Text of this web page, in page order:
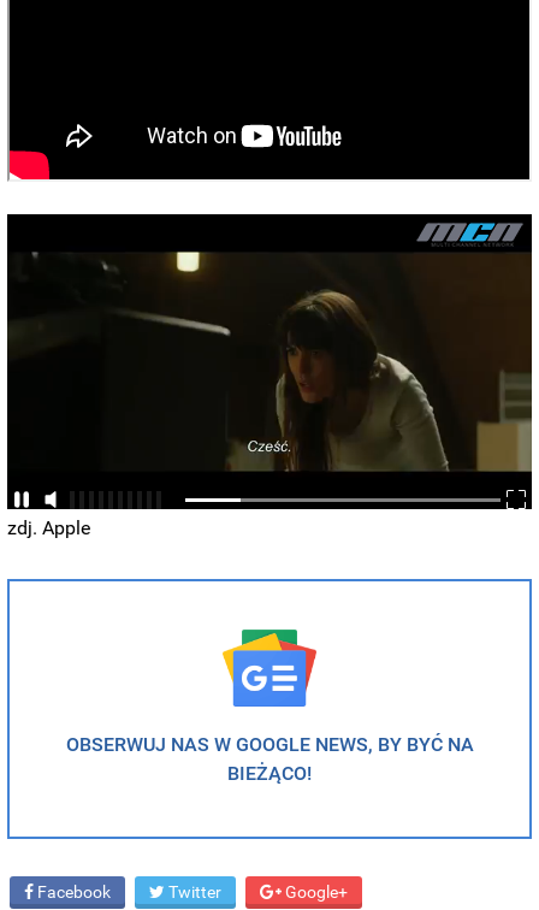
zdj. Apple
OBSERWUJ NAS W GOOGLE NEWS, BY BYĆ NA
BIEŻĄCO!
Facebook Twitter Google+